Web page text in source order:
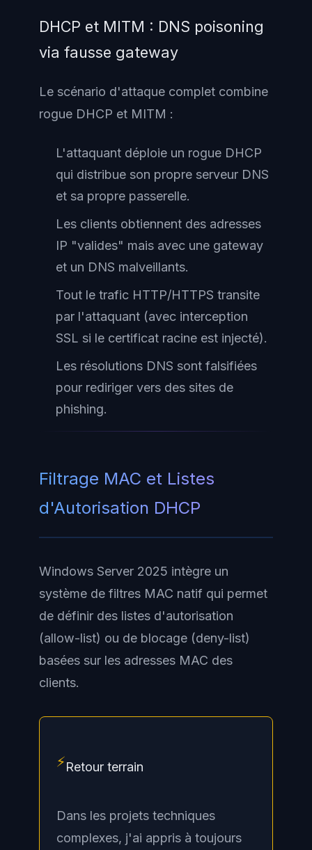
DHCP et MITM : DNS poisoning
via fausse gateway
Le scénario d'attaque complet combine
rogue DHCP et MITM :
L'attaquant déploie un rogue DHCP
qui distribue son propre serveur DNS
et sa propre passerelle.
Les clients obtiennent des adresses
IP "valides" mais avec une gateway
et un DNS malveillants.
Tout le trafic HTTP/HTTPS transite
par l'attaquant (avec interception
SSL si le certificat racine est injecté).
Les résolutions DNS sont falsifiées
pour rediriger vers des sites de
phishing.
Filtrage MAC et Listes
d'Autorisation DHCP
Windows Server 2025 intègre un
système de filtres MAC natif qui permet
de définir des listes d'autorisation
(allow-list) ou de blocage (deny-list)
basées sur les adresses MAC des
clients.
⚡Retour terrain
Dans les projets techniques
complexes, j'ai appris à toujours